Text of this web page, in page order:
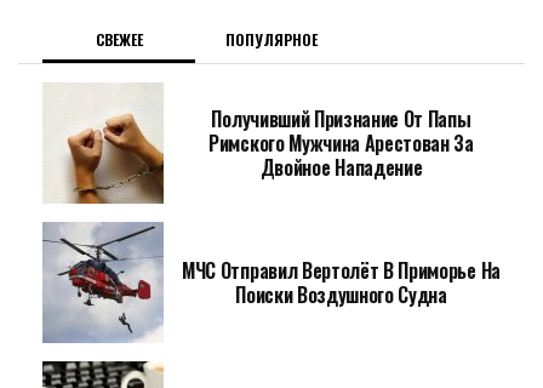
СВЕЖЕЕ ПОПУЛЯРНОЕ
Получивший Признание От Папы
Римского Мужчина Арестован За
Двойное Нападение
МЧС Отправил Вертолёт В Приморье На
Поиски Воздушного Судна